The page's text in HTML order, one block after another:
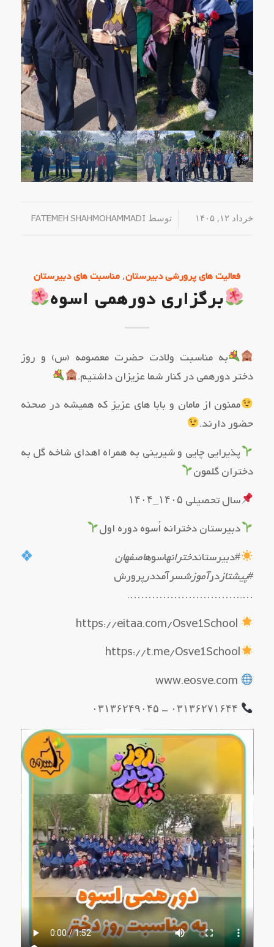
خرداد ۱۲, ۱۴۰۵ / توسط FATEMEH SHAHMOHAMMADI
فعالیت های پرورشی دبیرستان, مناسبت های دبیرستان
برگزاری دورهمی اسوه
به مناسبت ولادت حضرت معصومه (س) و روز
دختر دورهمی در کنار شما عزیزان داشتیم.
ممنون از مامان و بابا های عزیز که همیشه در صحنه
حضور دارند.
پذیرایی چایی و شیرینی به همراه اهدای شاخه گل به
دختران گلمون
سال تحصیلی ۱۴۰۵_۱۴۰۴
دبیرستان دخترانه اُسوه دوره اول
#دبیرستاندخترانهاسوهاصفهان
#پیشتازدرآموزشسرآمددرپرورش
….………………………….
https://t.me/Osve1School